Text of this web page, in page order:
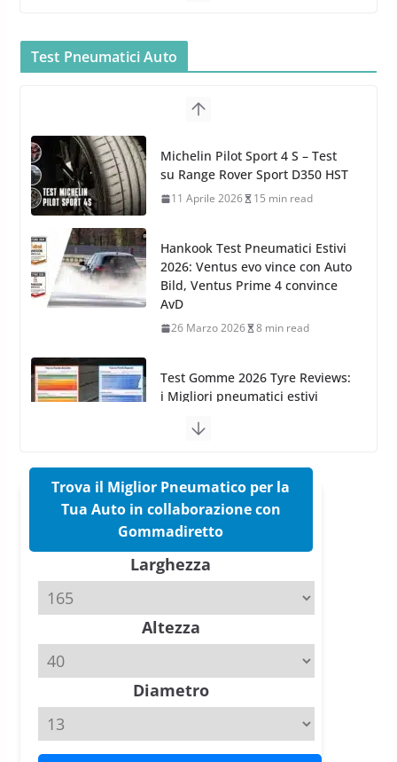
Car Care
26 Marzo 2025 2 min read
Azoto
26 Marzo 2025 2 min read
Test Pneumatici Auto
Hankook Test Pneumatici Estivi
2026: Ventus evo vince con Auto
Bild, Ventus Prime 4 convince
Test Gomme 2026 Tyre Reviews:
i Migliori pneumatici estivi
sportivi a confronto
Pirelli Cinturato 2026: due
confermano il salto tecnico del
Pirelli P Zero Trofeo RS: per
Tyre Reviews è la gomma semi-
slick da battere
Michelin Pilot Sport 4 S – Test
su Range Rover Sport D350 HST
11 Aprile 2026 15 min read
Trova il Miglior Pneumatico per la
Tua Auto in collaborazione con
Gommadiretto
Larghezza
Altezza
Diametro